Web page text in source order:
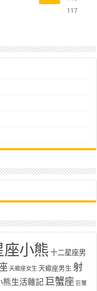
117
座小熊 十二星座男
天蠍座女生 天蠍座男生 射
熊生活雜記 巨蟹座 巨蟹